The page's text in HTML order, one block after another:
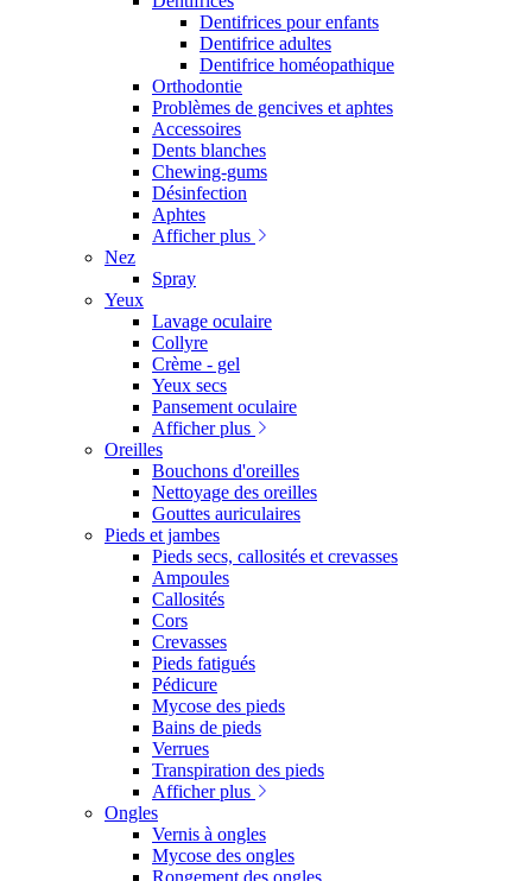
Dentifrices pour enfants
Dentifrice adultes
Dentifrice homéopathique
Orthodontie
Problèmes de gencives et aphtes
Accessoires
Dents blanches
Chewing-gums
Désinfection
Aphtes
Afficher plus
Nez
Spray
Yeux
Lavage oculaire
Collyre
Crème - gel
Yeux secs
Pansement oculaire
Afficher plus
Oreilles
Bouchons d'oreilles
Nettoyage des oreilles
Gouttes auriculaires
Pieds et jambes
Pieds secs, callosités et crevasses
Ampoules
Callosités
Cors
Crevasses
Pieds fatigués
Pédicure
Mycose des pieds
Bains de pieds
Verrues
Transpiration des pieds
Afficher plus
Ongles
Vernis à ongles
Mycose des ongles
Rongement des ongles